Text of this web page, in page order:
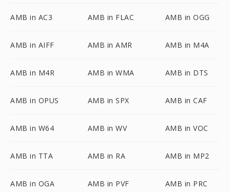
AMB in AC3 AMB in FLAC AMB in OGG
AMB in AIFF AMB in AMR AMB in M4A
AMB in M4R AMB in WMA AMB in DTS
AMB in OPUS AMB in SPX AMB in CAF
AMB in W64 AMB in WV AMB in VOC
AMB in TTA AMB in RA AMB in MP2
AMB in OGA AMB in PVF AMB in PRC